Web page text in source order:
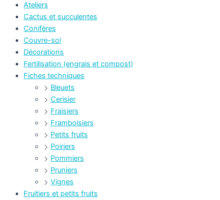
Ateliers
Cactus et succulentes
Conifères
Couvre-sol
Décorations
Fertilisation (engrais et compost)
Fiches techniques
Bleuets
Cerisier
Fraisiers
Framboisiers
Petits fruits
Poiriers
Pommiers
Pruniers
Vignes
Fruitiers et petits fruits